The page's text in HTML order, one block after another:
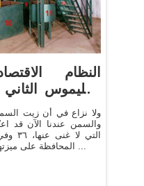
النظام
بطليموس
ولا نزاع في أن زيت
والسمن عندنا الآن قد
المحافظة على ميزتهم التجارية الثمينة؛ إذ نفهم ...